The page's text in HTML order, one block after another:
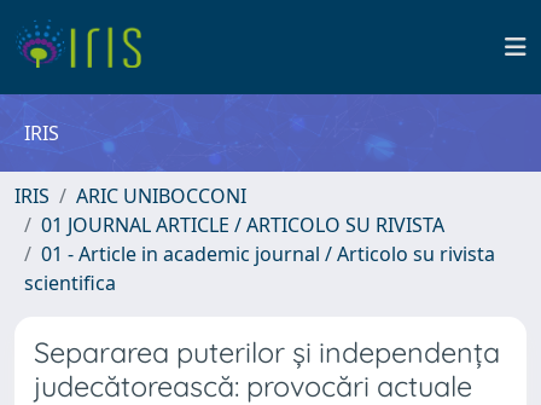
IRIS
IRIS
ARIC UNIBOCCONI
01 JOURNAL ARTICLE / ARTICOLO SU RIVISTA
01 - Article in academic journal / Articolo su rivista
scientifica
Separarea puterilor și independența
judecătorească: provocări actuale